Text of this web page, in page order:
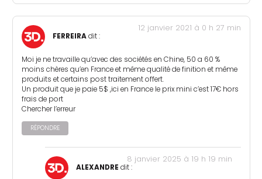
FERREIRA dit :
12 janvier 2021 à 0 h 27 min
Moi je ne travaille qu’avec des sociétés en Chine, 50 a 60 %
moins chères qu’en France et même qualité de finition et même
produits et certains post traitement offert.
Un produit que je paie 5$ ,ici en France le prix mini c’est 17€ hors
frais de port
Chercher l’erreur
RÉPONDRE
ALEXANDRE dit :
8 janvier 2025 à 19 h 19 min